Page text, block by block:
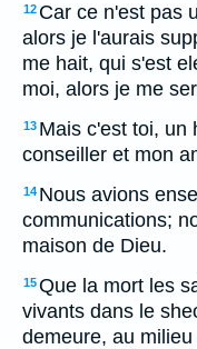
12 Car ce n'est pas
alors je l'aurais
me hait, qui s'est
moi, alors je me
13 Mais c'est toi, un
conseiller et mon
14 Nous avions
communications;
maison de Dieu.
15Que la mort les
vivants dans le
demeure, au milieu